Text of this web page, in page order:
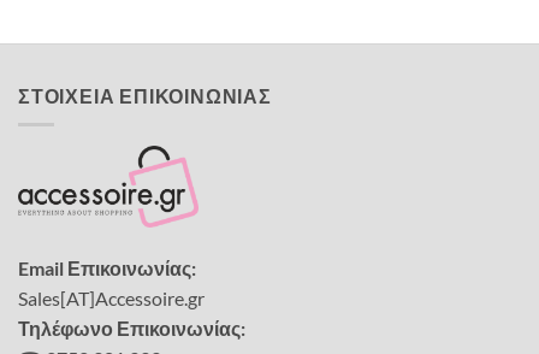
ΣΤΟΙΧΕΙΑ ΕΠΙΚΟΙΝΩΝΙΑΣ
Email Επικοινωνίας:
Sales[AT]Accessoire.gr
Τηλέφωνο Επικοινωνίας: